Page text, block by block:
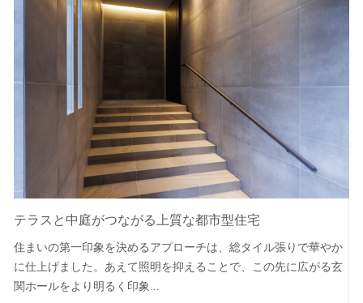
テラスと中庭がつながる上質な都市型住宅
住まいの第一印象を決めるアプローチは、総タイル張りで華やか
に仕上げました。あえて照明を抑えることで、この先に広がる玄
関ホールをより明るく印象...